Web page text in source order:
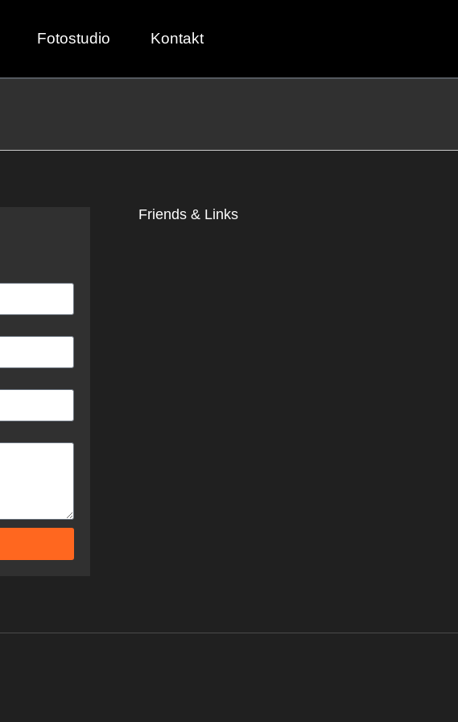
Fotostudio Kontakt
Friends & Links